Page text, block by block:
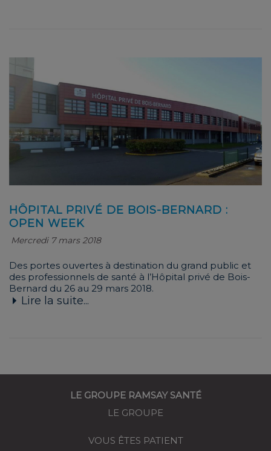
HÔPITAL PRIVÉ DE BOIS-BERNARD :
OPEN WEEK
Mercredi 7 mars 2018
Des portes ouvertes à destination du grand public et
des professionnels de santé à l’Hôpital privé de Bois-
Bernard du 26 au 29 mars 2018.
Lire la suite...
LE GROUPE RAMSAY SANTÉ
LE GROUPE
VOUS ÊTES PATIENT